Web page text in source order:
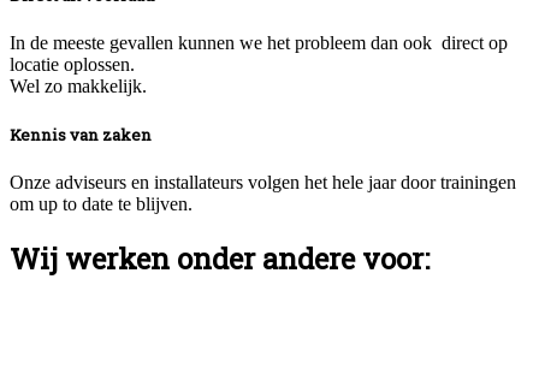
In de meeste gevallen kunnen we het probleem dan ook direct op
locatie oplossen.
Wel zo makkelijk.
Kennis van zaken
Onze adviseurs en installateurs volgen het hele jaar door trainingen
om up to date te blijven.
Wij werken onder andere voor: